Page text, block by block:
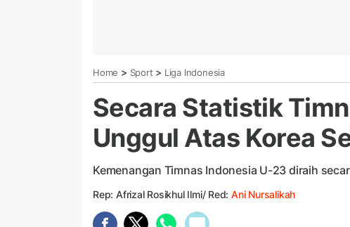
Home > Sport > Liga Indonesia
Secara Statistik
Unggul Atas Korea
Kemenangan Timnas Indonesia U-23 diraih
Rep: Afrizal Rosikhul Ilmi/ Red:Ani Nursalikah